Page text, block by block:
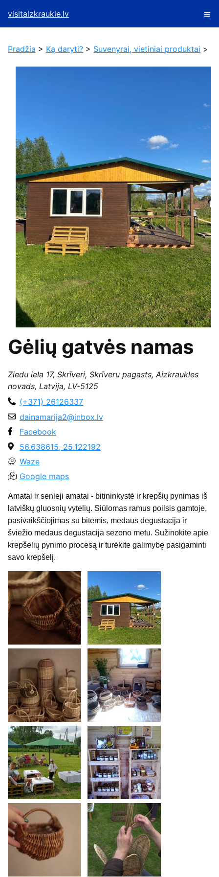
visitaizkraukle.lv
Pradžia > Ką daryti? > Suvenyrai, vietiniai produktai >
Gėlių gatvės namas
Ziedu iela 17, Skrīveri, Skrīveru pagasts, Aizkraukles
novads, Latvija, LV-5125
(+371) 26126337
dainamarija2@inbox.lv
Facebook
56.638615, 25.122192
Waze
Google maps
Amatai ir senieji amatai - bitininkystė ir krepšių pynimas iš
latviškų gluosnių vytelių. Siūlomas ramus poilsis gamtoje,
pasivaikščiojimas su bitėmis, medaus degustacija ir
šviežio medaus degustacija sezono metu. Sužinokite apie
krepšelių pynimo procesą ir turėkite galimybę pasigaminti
savo krepšelį.